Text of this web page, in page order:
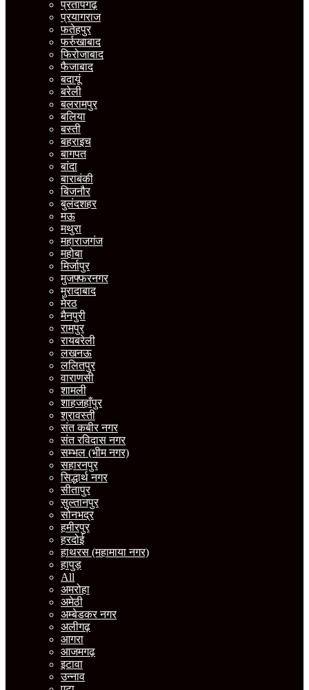
प्रतापगढ़
प्रयागराज
फतेहपुर
फर्रुखाबाद
फिरोजाबाद
फैजाबाद
बदायूं
बरेली
बलरामपुर
बलिया
बस्ती
बहराइच
बागपत
बांदा
बाराबंकी
बिजनौर
बुलंदशहर
मऊ
मथुरा
महाराजगंज
महोबा
मिर्जापुर
मुजफ्फरनगर
मुरादाबाद
मेरठ
मैनपुरी
रामपुर
रायबरेली
लखनऊ
ललितपुर
वाराणसी
शामली
शाहजहाँपुर
श्रावस्ती
संत कबीर नगर
संत रविदास नगर
सम्भल (भीम नगर)
सहारनपुर
सिद्धार्थ नगर
सीतापुर
सुल्तानपुर
सोनभद्र
हमीरपुर
हरदोई
हाथरस (महामाया नगर)
हापुड़
All
अमरोहा
अमेठी
अम्बेडकर नगर
अलीगढ़
आगरा
आजमगढ़
इटावा
उन्नाव